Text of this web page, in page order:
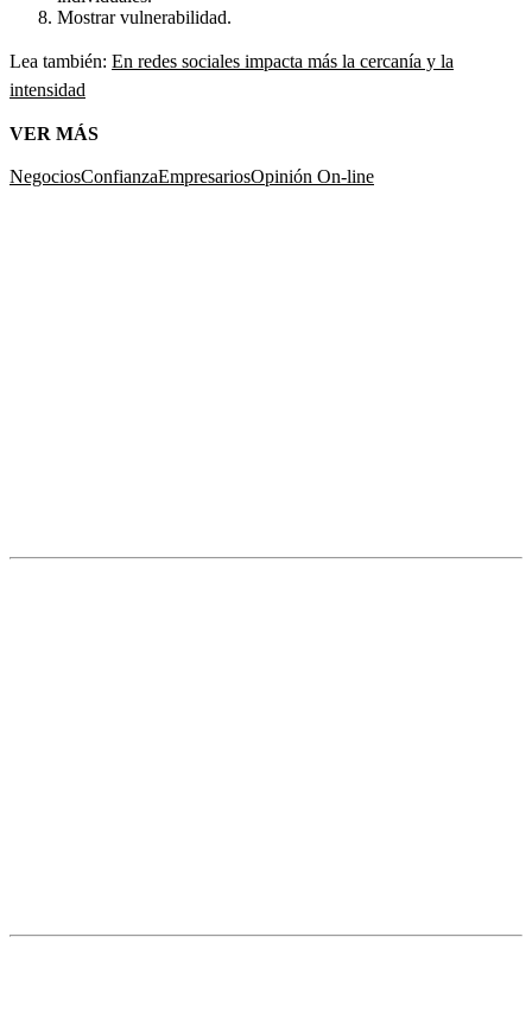
Mostrar vulnerabilidad.
Lea también: En redes sociales impacta más la cercanía y la
intensidad
VER MÁS
NegociosConfianzaEmpresariosOpinión On-line